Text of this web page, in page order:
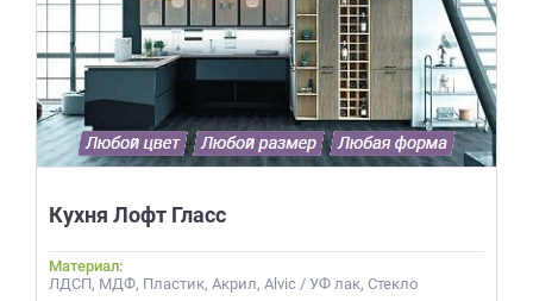
Кухня Лофт Гласс
Материал:
ЛДСП, МДФ, Пластик, Акрил, Alvic / УФ лак, Стекло